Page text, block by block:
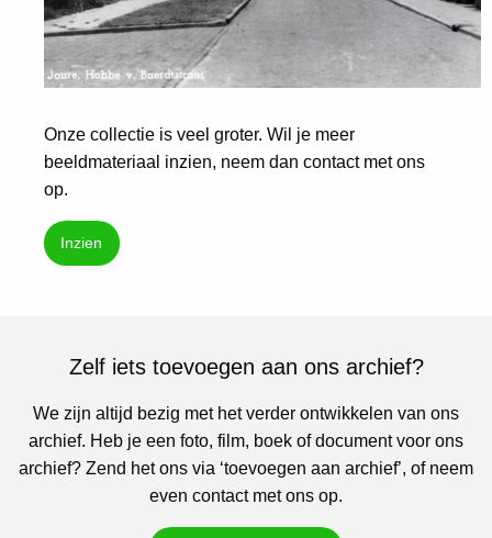
Onze collectie is veel groter. Wil je meer
beeldmateriaal inzien, neem dan contact met ons
op.
Inzien
Zelf iets toevoegen aan ons archief?
We zijn altijd bezig met het verder ontwikkelen van ons
archief. Heb je een foto, film, boek of document voor ons
archief? Zend het ons via ‘toevoegen aan archief’, of neem
even contact met ons op.